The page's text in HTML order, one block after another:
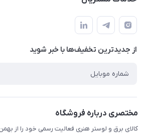
لیست محصولات
درباره ما
سامانه پیگیری مرسولات اداره پست
سوالات متداول
قوانین و مقررات
حریم خصوصی
از جدید‌ترین تخفیف‌ها با‌ خبر شوید
مختصری درباره فروشگاه